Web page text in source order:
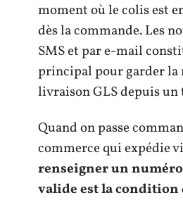
moment où le colis est
dès la commande. Les
SMS et par e-mail
principal pour garder la
livraison GLS depuis un
Quand on passe
commerce qui expédie
renseigner un
valide est la condition